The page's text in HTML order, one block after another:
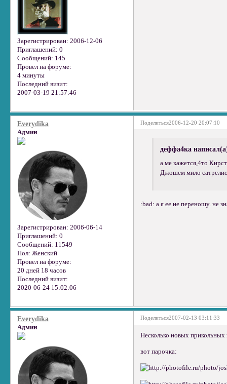
Зарегистрирован: 2006-12-06
Приглашений: 0
Сообщений: 145
Провел на форуме:
4 минуты
Последний визит:
2007-03-19 21:57:46
Поделиться2006-12-20 20:07:10
Everydika
Админ
Зарегистрирован: 2006-06-14
Приглашений: 0
Сообщений: 11549
Пол: Женский
Провел на форуме:
20 дней 18 часов
Последний визит:
2020-06-24 15:02:06
деффа4ка
а ме кажется,4то
Джошем мило
:bad: а я ее не переношу. не
Поделиться2007-02-13 03:11:33
Everydika
Админ
Несколько новых прикольных
вот парочка: